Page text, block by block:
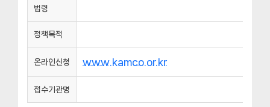
법령
정책목적
온라인신청 www.kamco.or.kr
접수기관명